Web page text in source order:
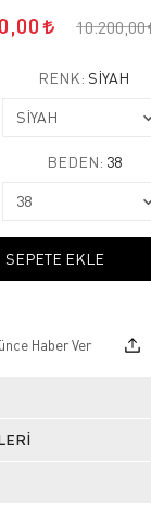
10.200,00
RENK: SİYAH
BEDEN: 38
SEPETE EKLE
Haber Ver